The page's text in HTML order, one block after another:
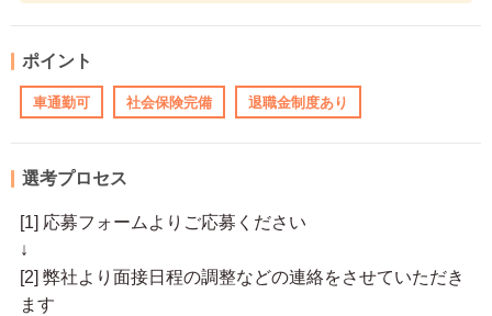
ポイント
車通勤可 社会保険完備 退職金制度あり
選考プロセス
[1] 応募フォームよりご応募ください
↓
[2] 弊社より面接日程の調整などの連絡をさせていただき
ます